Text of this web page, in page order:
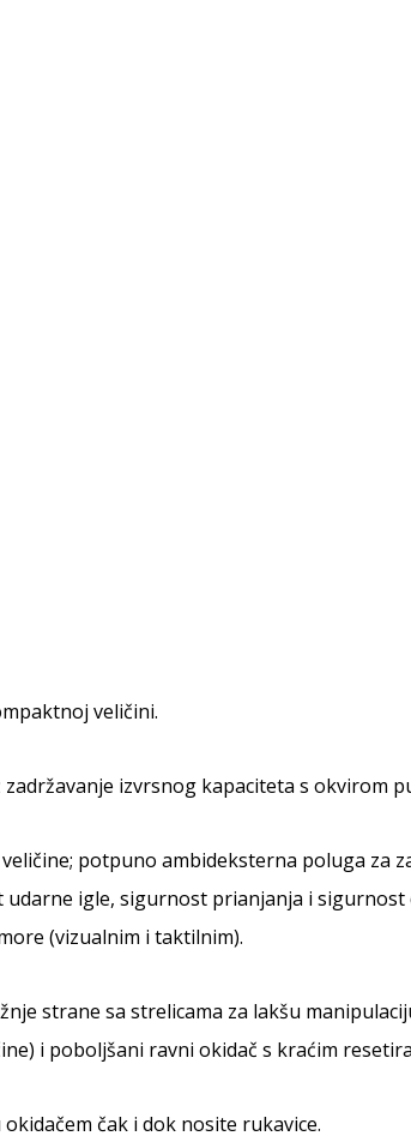
veličini.
izvrsnog kapaciteta s okvirom
potpuno ambideksterna poluga za
igle, sigurnost prianjanja i sigurnost
(vizualnim i taktilnim).
strane sa strelicama za lakšu
i poboljšani ravni okidač s kraćim
čak i dok nosite rukavice.